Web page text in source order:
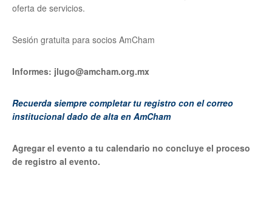
oferta de servicios.
Sesión gratuita para socios AmCham
Informes: jlugo@amcham.org.mx
Recuerda siempre completar tu registro con el correo
institucional dado de alta en AmCham
Agregar el evento a tu calendario no concluye el proceso
de registro al evento.